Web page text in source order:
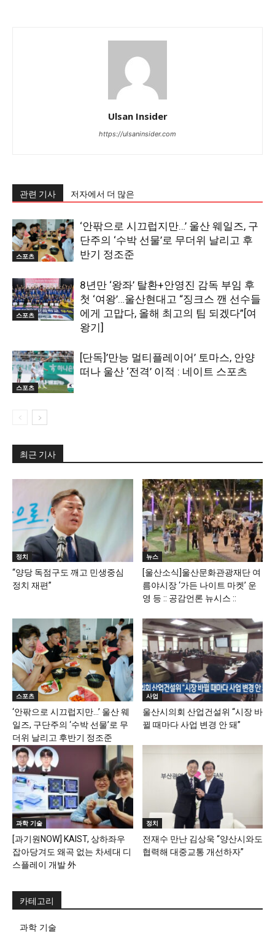
Ulsan Insider
https://ulsaninsider.com
관련 기사 저자에서 더 많은
스포츠
‘안팎으로 시끄럽지만…’ 울산 웨일즈, 구
단주의 ‘수박 선물’로 무더위 날리고 후
반기 정조준
스포츠
8년만 ‘왕좌’ 탈환+안영진 감독 부임 후
첫 ‘여왕’…울산현대고 “징크스 깬 선수들
에게 고맙다, 올해 최고의 팀 되겠다”[여
왕기]
스포츠
[단독]’만능 멀티플레이어’ 토마스, 안양
떠나 울산 ‘전격’ 이적 : 네이트 스포츠
최근 기사
정치
“양당 독점구도 깨고 민생중심
정치 재편”
뉴스
[울산소식]울산문화관광재단 여
름야시장 ‘가든 나이트 마켓’ 운
영 등 :: 공감언론 뉴시스 ::
스포츠
‘안팎으로 시끄럽지만…’ 울산 웨
일즈, 구단주의 ‘수박 선물’로 무
더위 날리고 후반기 정조준
사업
울산시의회 산업건설위 “시장 바
뀔 때마다 사업 변경 안 돼”
과학 기술
[과기원NOW] KAIST, 상하좌우
잡아당겨도 왜곡 없는 차세대 디
스플레이 개발 外
정치
전재수 만난 김상욱 “양산시와도
협력해 대중교통 개선하자”
카테고리
과학 기술